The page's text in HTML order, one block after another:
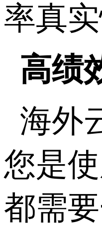
率真
高绩
海外
您是
都需